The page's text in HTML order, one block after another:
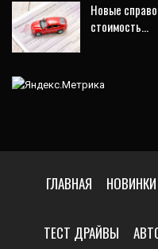
Новые
стоимость…
ГЛАВНАЯ НОВИНКИ
ТЕСТ ДРАЙВЫ